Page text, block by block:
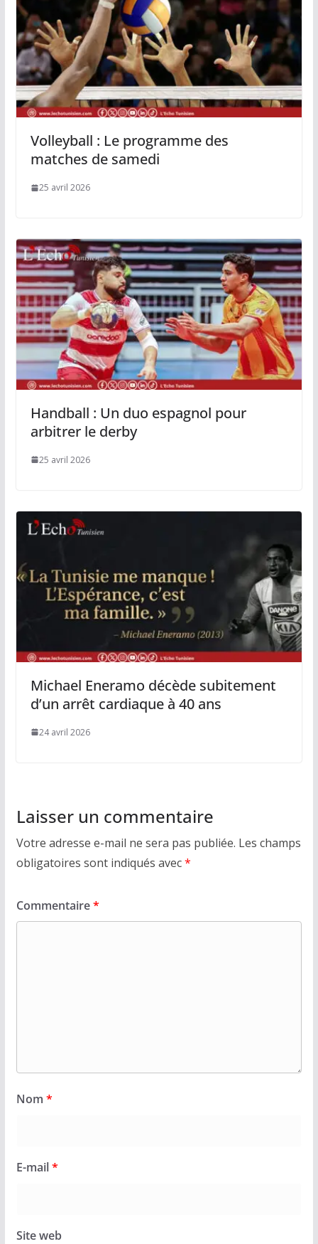
Volleyball : Le programme des
matches de samedi
25 avril 2026
Handball : Un duo espagnol pour
arbitrer le derby
25 avril 2026
Michael Eneramo décède subitement
d’un arrêt cardiaque à 40 ans
24 avril 2026
Laisser un commentaire
Votre adresse e-mail ne sera pas publiée. Les champs
obligatoires sont indiqués avec*
Commentaire*
Nom *
E-mail*
Site web